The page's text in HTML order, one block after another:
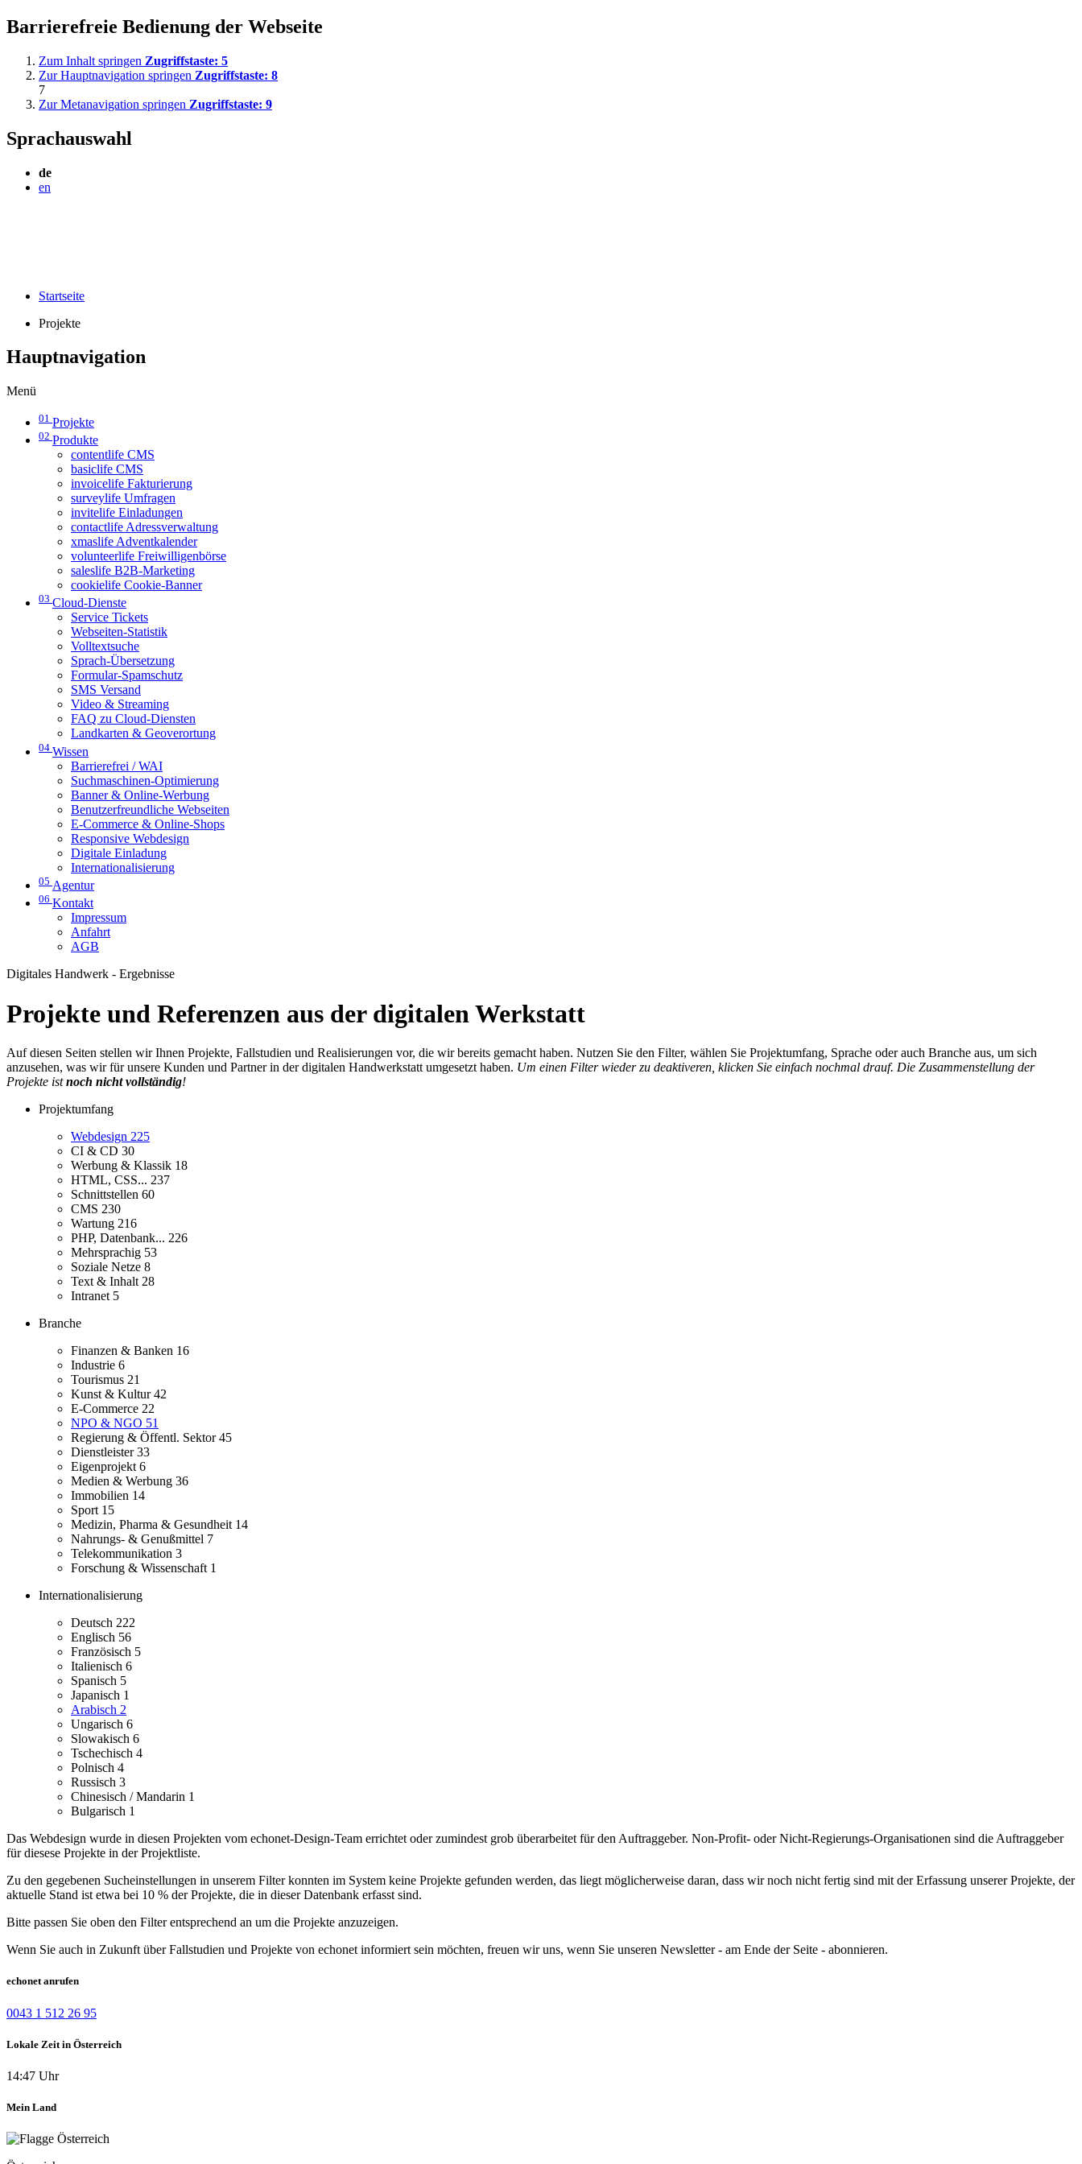
Barrierefreie Bedienung der Webseite
Zum Inhalt springen Zugriffstaste: 5
Zur Hauptnavigation springen Zugriffstaste: 8
7
Zur Metanavigation springen Zugriffstaste: 9
Sprachauswahl
de
en
Startseite
Projekte
Hauptnavigation
Menü
01 Projekte
02 Produkte
contentlife CMS
basiclife CMS
invoicelife Fakturierung
surveylife Umfragen
invitelife Einladungen
contactlife Adressverwaltung
xmaslife Adventkalender
volunteerlife Freiwilligenbörse
saleslife B2B-Marketing
cookielife Cookie-Banner
03 Cloud-Dienste
Service Tickets
Webseiten-Statistik
Volltextsuche
Sprach-Übersetzung
Formular-Spamschutz
SMS Versand
Video & Streaming
FAQ zu Cloud-Diensten
Landkarten & Geoverortung
04 Wissen
Barrierefrei / WAI
Suchmaschinen-Optimierung
Banner & Online-Werbung
Benutzerfreundliche Webseiten
E-Commerce & Online-Shops
Responsive Webdesign
Digitale Einladung
Internationalisierung
05 Agentur
06 Kontakt
Impressum
Anfahrt
AGB
Digitales Handwerk - Ergebnisse
Projekte und Referenzen aus der digitalen Werkstatt
Auf diesen Seiten stellen wir Ihnen Projekte, Fallstudien und Realisierungen vor, die wir bereits gemacht haben. Nutzen Sie den Filter, wählen Sie Projektumfang, Sprache oder auch Branche aus, um sich
anzusehen, was wir für unsere Kunden und Partner in der digitalen Handwerkstatt umgesetzt haben. Um einen Filter wieder zu deaktiveren, klicken Sie einfach nochmal drauf. Die Zusammenstellung der
Projekte istnoch nicht vollständig!
Projektumfang
Webdesign 225
CI & CD 30
Werbung & Klassik 18
HTML, CSS... 237
Schnittstellen 60
CMS 230
Wartung 216
PHP, Datenbank... 226
Mehrsprachig 53
Soziale Netze 8
Text & Inhalt 28
Intranet 5
Branche
Finanzen & Banken 16
Industrie 6
Tourismus 21
Kunst & Kultur42
E-Commerce 22
NPO & NGO 51
Regierung & Öffentl. Sektor45
Dienstleister33
Eigenprojekt 6
Medien & Werbung 36
Immobilien 14
Sport 15
Medizin, Pharma & Gesundheit 14
Nahrungs- & Genußmittel 7
Telekommunikation 3
Forschung & Wissenschaft 1
Internationalisierung
Deutsch 222
Englisch 56
Französisch 5
Italienisch 6
Spanisch 5
Japanisch 1
Arabisch 2
Ungarisch 6
Slowakisch 6
Tschechisch 4
Polnisch 4
Russisch 3
Chinesisch / Mandarin 1
Bulgarisch 1
Das Webdesign wurde in diesen Projekten vom echonet-Design-Team errichtet oder zumindest grob überarbeitet für den Auftraggeber. Non-Profit- oder Nicht-Regierungs-Organisationen sind die Auftraggeber
für diesese Projekte in der Projektliste.
Zu den gegebenen Sucheinstellungen in unserem Filter konnten im System keine Projekte gefunden werden, das liegt möglicherweise daran, dass wir noch nicht fertig sind mit der Erfassung unserer Projekte, der
aktuelle Stand ist etwa bei 10 % der Projekte, die in dieser Datenbank erfasst sind.
Bitte passen Sie oben den Filter entsprechend an um die Projekte anzuzeigen.
Wenn Sie auch in Zukunft über Fallstudien und Projekte von echonet informiert sein möchten, freuen wir uns, wenn Sie unseren Newsletter - am Ende der Seite - abonnieren.
echonet anrufen
0043 1 512 26 95
Lokale Zeit in Österreich
14:47 Uhr
Mein Land